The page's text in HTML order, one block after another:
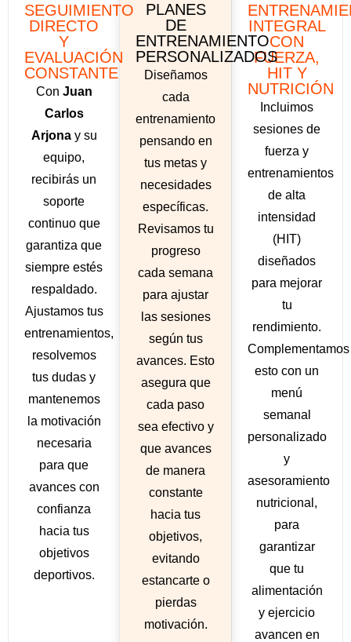
INTEGRAL
CON
FUERZA,
HIT Y
NUTRICIÓN
Incluimos
sesiones de
fuerza y
entrenamientos
de alta
intensidad
(HIT)
diseñados
para mejorar
tu
rendimiento.
Complementamos
esto con un
menú
semanal
personalizado
y
asesoramiento
nutricional,
para
garantizar
que tu
alimentación
y ejercicio
avancen en
PLANES
DE
ENTRENAMIENTO
PERSONALIZADOS
Diseñamos
cada
entrenamiento
pensando en
tus metas y
necesidades
específicas.
Revisamos tu
progreso
cada semana
para ajustar
las sesiones
según tus
avances. Esto
asegura que
cada paso
sea efectivo y
que avances
de manera
constante
hacia tus
objetivos,
evitando
estancarte o
pierdas
motivación.
SEGUIMIENTO
DIRECTO
Y
EVALUACIÓN
CONSTANTE
Con Juan
Carlos
Arjonay su
equipo,
recibirás un
soporte
continuo que
garantiza que
siempre estés
respaldado.
Ajustamos tus
entrenamientos,
resolvemos
tus dudas y
mantenemos
la motivación
necesaria
para que
avances con
confianza
hacia tus
objetivos
deportivos.